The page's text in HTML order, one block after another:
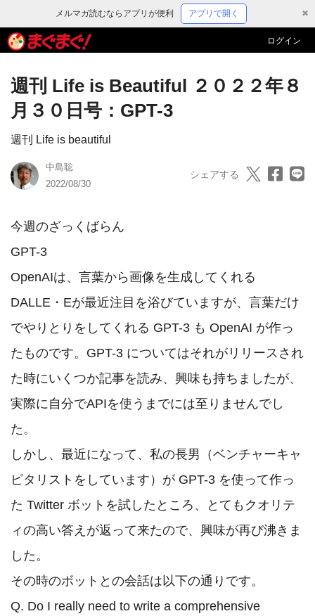
メルマガ読むならアプリが便利 アプリで開く ✖
ログイン
週刊 Life is Beautiful ２０２２年８
月３０日号：GPT-3
週刊 Life is beautiful
中島聡
2022/08/30
シェアする
今週のざっくばらん
GPT-3
OpenAIは、言葉から画像を生成してくれる
DALLE・Eが最近注目を浴びていますが、言葉だけ
でやりとりをしてくれる GPT-3 も OpenAI が作っ
たものです。GPT-3 についてはそれがリリースされ
た時にいくつか記事を読み、興味も持ちましたが、
実際に自分でAPIを使うまでには至りませんでし
た。
しかし、最近になって、私の長男（ベンチャーキャ
ピタリストをしています）が GPT-3 を使って作っ
た Twitter ボットを試したところ、とてもクオリテ
ィの高い答えが返って来たので、興味が再び沸きま
した。
その時のボットとの会話は以下の通りです。
Q. Do I really need to write a comprehensive